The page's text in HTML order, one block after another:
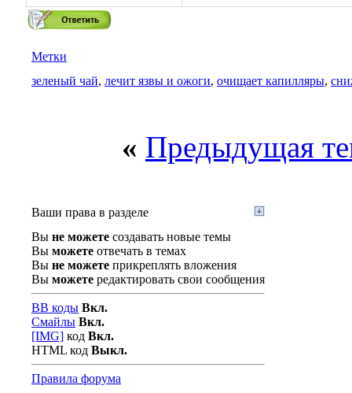
Метки
зеленый чай, лечит язвы и ожоги, очищает капилляры,
« Предыдущая
Ваши права в разделе
Вы не можете создавать новые темы
Вы можете отвечать в темах
Вы не можете прикреплять вложения
Вы можете редактировать свои сообщения
BB коды Вкл.
Смайлы Вкл.
[IMG] код Вкл.
HTML код Выкл.
Правила форума